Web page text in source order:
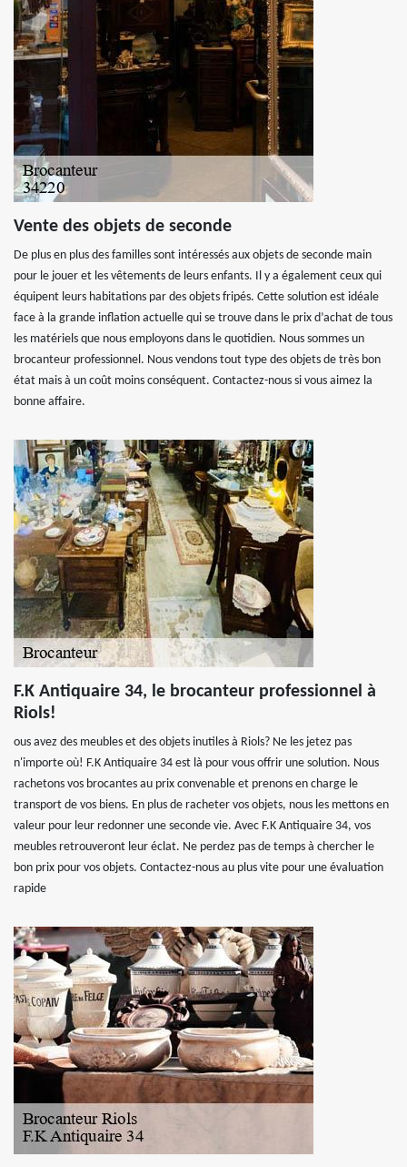
Vente des objets de seconde
De plus en plus des familles sont intéressés aux objets de seconde main
pour le jouer et les vêtements de leurs enfants. Il y a également ceux qui
équipent leurs habitations par des objets fripés. Cette solution est idéale
face à la grande inflation actuelle qui se trouve dans le prix d’achat de tous
les matériels que nous employons dans le quotidien. Nous sommes un
brocanteur professionnel. Nous vendons tout type des objets de très bon
état mais à un coût moins conséquent. Contactez-nous si vous aimez la
bonne affaire.
F.K Antiquaire 34, le brocanteur professionnel à
Riols!
ous avez des meubles et des objets inutiles à Riols? Ne les jetez pas
n'importe où! F.K Antiquaire 34 est là pour vous offrir une solution. Nous
rachetons vos brocantes au prix convenable et prenons en charge le
transport de vos biens. En plus de racheter vos objets, nous les mettons en
valeur pour leur redonner une seconde vie. Avec F.K Antiquaire 34, vos
meubles retrouveront leur éclat. Ne perdez pas de temps à chercher le
bon prix pour vos objets. Contactez-nous au plus vite pour une évaluation
rapide